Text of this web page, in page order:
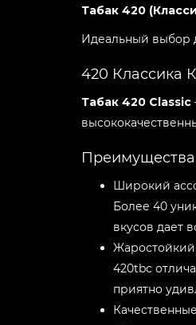
Табак 420
Идеальный выбор
420 Классика
Табак 420 Classic
Преимущества
Широкий
Более 40
вкусов дает
420tbc
приятно